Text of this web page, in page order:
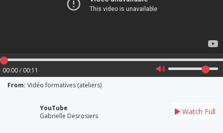
00:00 / 00:11
From: Vidéo formatives (ateliers)
YouTube
Gabrielle Desrosiers
Watch Full